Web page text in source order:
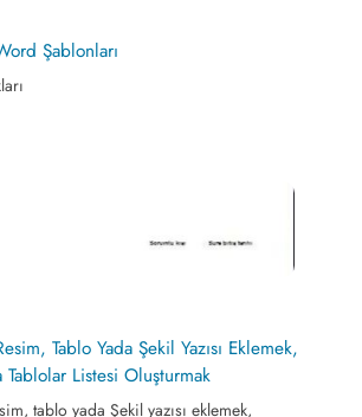
Şablonları
Tablo Yada Şekil Yazısı Eklemek,
Tablolar Listesi Oluşturmak
tablo yada Şekil yazısı eklemek,